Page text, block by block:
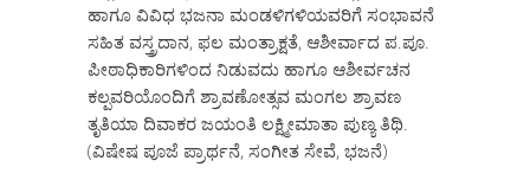
ಹಾಗೂ ವಿವಿಧ ಭಜನಾ ಮಂಡಳಿಗಳಿಯವರಿಗೆ ಸಂಭಾವನೆ
ಸಹಿತ ವಸ್ತ್ರದಾನ, ಫಲ ಮಂತ್ರಾಕ್ಷತೆ, ಆಶೀರ್ವಾದ ಪ.ಪೂ.
ಪೀಠಾಧಿಕಾರಿಗಳಿಂದ ನಿಡುವದು ಹಾಗೂ ಆಶೀರ್ವಚನ
ಕಲ್ಪವರಿಯೊಂದಿಗೆ ಶ್ರಾವಣೋತ್ಸವ ಮಂಗಲ ಶ್ರಾವಣ
ತೃತಿಯಾ ದಿವಾಕರ ಜಯಂತಿ ಲಕ್ಷ್ಮೀಮಾತಾ ಪುಣ್ಯ ತಿಥಿ.
(ವಿಷೇಷ ಪೂಜೆ ಪ್ರಾರ್ಥನೆ, ಸಂಗೀತ ಸೇವೆ, ಭಜನೆ)